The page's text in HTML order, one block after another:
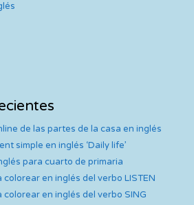
de las partes de la casa en inglés
simple en inglés ‘Daily life’
para cuarto de primaria
colorear en inglés del verbo LISTEN
colorear en inglés del verbo SING